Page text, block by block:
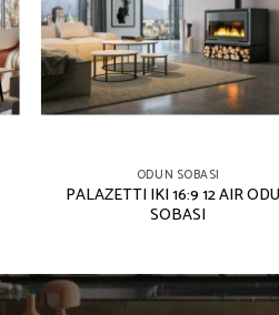
ODUN SOBASI
PALAZETTI IKI 16:9 12 AIR
SOBASI